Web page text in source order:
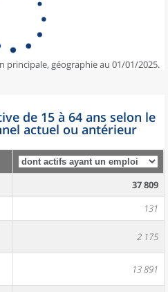
principale, géographie au 01/01/2025.
de 15 à 64 ans selon le
actuel ou antérieur
37 809
131
2 175
13 891